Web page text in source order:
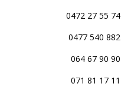
0472 27 55 74
0477 540 882
064 67 90 90
071 81 17 11